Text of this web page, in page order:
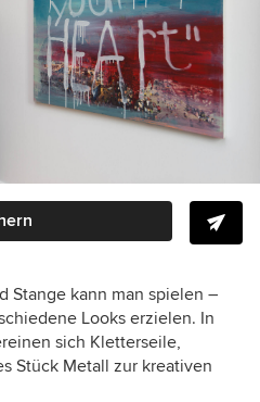
Stange kann man spielen –
Looks erzielen. In
sich Kletterseile,
Stück Metall zur kreativen